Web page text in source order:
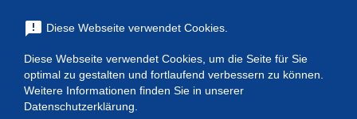
menu
Suchen
M365 - Microsoft 365 Copilot Business
(New Commerce)
expand_more
announcement Diese Webseite verwendet Cookies.
Diese Webseite verwendet Cookies, um die Seite für Sie
optimal zu gestalten und fortlaufend verbessern zu können.
Weitere Informationen finden Sie in unserer
Datenschutzerklärung.